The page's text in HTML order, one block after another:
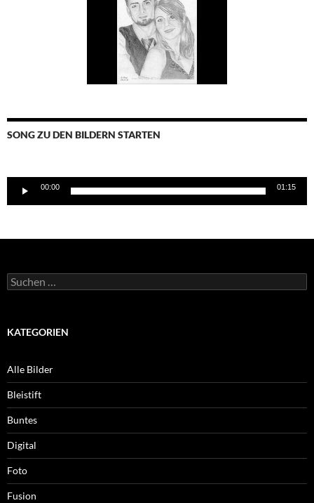
SONG ZU DEN BILDERN STARTEN
Player
00:00 01:15
Suchen
nach:
KATEGORIEN
Alle Bilder
Bleistift
Buntes
Digital
Foto
Fusion